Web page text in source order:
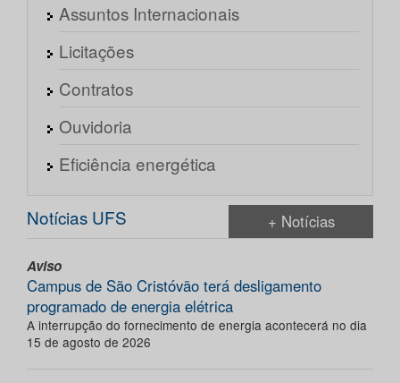
Assuntos Internacionais
Licitações
Contratos
Ouvidoria
Eficiência energética
Notícias UFS + Notícias
Aviso
Campus de São Cristóvão terá desligamento
programado de energia elétrica
A interrupção do fornecimento de energia acontecerá no dia
15 de agosto de 2026